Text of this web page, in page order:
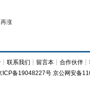
涨
┊联系我们 ┊ 留言本 ┊合作伙伴 ┊
ICP备19048227号 京公网安备